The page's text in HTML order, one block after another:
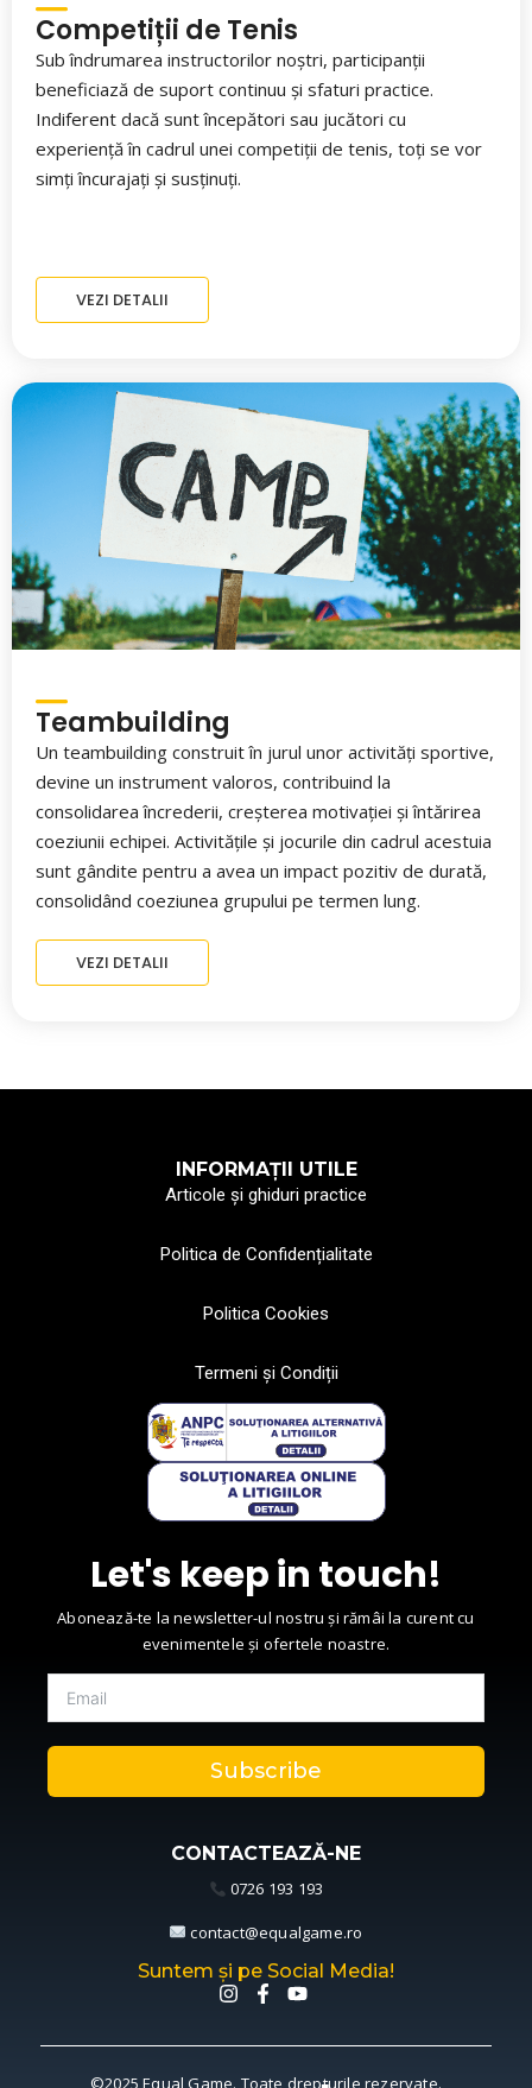
Competiții de Tenis
Sub îndrumarea instructorilor noștri, participanții
beneficiază de suport continuu și sfaturi practice.
Indiferent dacă sunt începători sau jucători cu
experiență în cadrul unei competiții de tenis, toți se vor
simți încurajați și susținuți.
VEZI DETALII
Teambuilding
Un teambuilding construit în jurul unor activități sportive,
devine un instrument valoros, contribuind la
consolidarea încrederii, creșterea motivației și întărirea
coeziunii echipei. Activitățile și jocurile din cadrul acestuia
sunt gândite pentru a avea un impact pozitiv de durată,
consolidând coeziunea grupului pe termen lung.
VEZI DETALII
INFORMAȚII UTILE
Articole și ghiduri practice
Politica de Confidențialitate
Politica Cookies
Termeni și Condiții
Let's keep in touch!
Abonează-te la newsletter-ul nostru și rămâi la curent cu
evenimentele și ofertele noastre.
Subscribe
CONTACTEAZĂ-NE
0726 193 193
contact@equalgame.ro
Suntem și pe Social Media!
©2025 Equal Game. Toate drepturile rezervate.